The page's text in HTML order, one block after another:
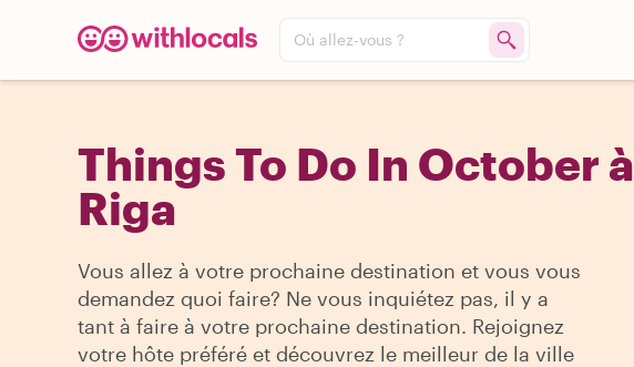
Où allez-vous ?
Things To Do In October à
Riga
Vous allez à votre prochaine destination et vous vous
demandez quoi faire? Ne vous inquiétez pas, il y a
tant à faire à votre prochaine destination. Rejoignez
votre hôte préféré et découvrez le meilleur de la ville